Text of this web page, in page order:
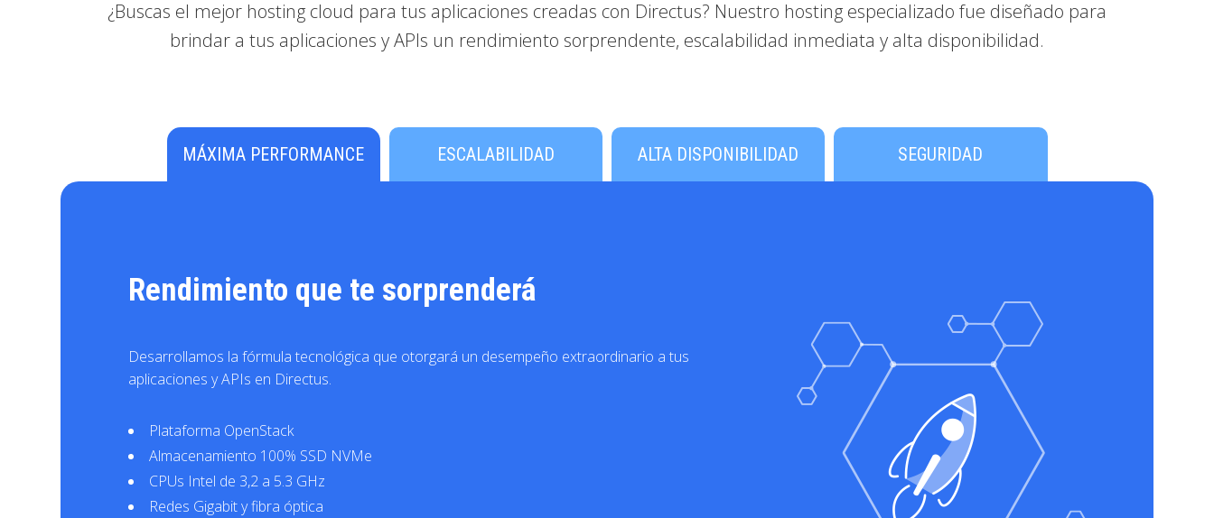
¿Buscas el mejor hosting cloud para tus aplicaciones creadas con Directus? Nuestro hosting especializado fue diseñado para
brindar a tus aplicaciones y APIs un rendimiento sorprendente, escalabilidad inmediata y alta disponibilidad.
MÁXIMA PERFORMANCE ESCALABILIDAD ALTA DISPONIBILIDAD SEGURIDAD
Rendimiento que te sorprenderá
Desarrollamos la fórmula tecnológica que otorgará un desempeño extraordinario a tus
aplicaciones y APIs en Directus.
Plataforma OpenStack
Almacenamiento 100% SSD NVMe
CPUs Intel de 3,2 a 5.3 GHz
Redes Gigabit y fibra óptica